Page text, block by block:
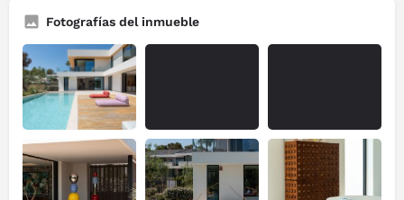
Fotografías del inmueble